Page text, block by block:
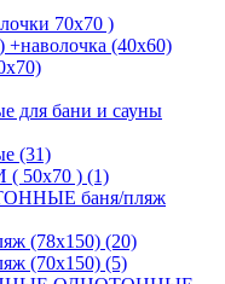
70х70 )
+наволочка (40х60)
для бани и сауны
(31)
50х70 ) (1)
баня/пляж
(78х150) (20)
(70х150) (5)